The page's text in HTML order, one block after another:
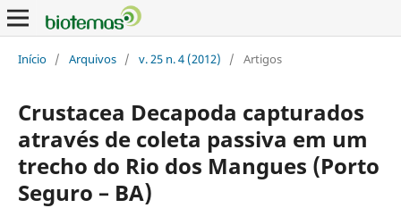
Início / Arquivos / v. 25 n. 4 (2012) / Artigos
Crustacea Decapoda capturados
através de coleta passiva em um
trecho do Rio dos Mangues (Porto
Seguro – BA)